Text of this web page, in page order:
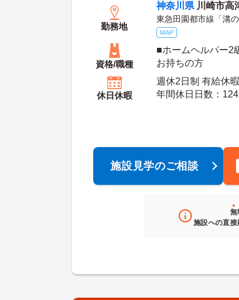
勤務地
神奈川県 川崎市高
東急田園都市線「溝
MAP
資格/職種
■ホームヘルパー2
お持ちの方
休日休暇
週休2日制 有給休暇
年間休日日数：124日 初年度有給日数：10
施設見学のご相談
無
施設への直